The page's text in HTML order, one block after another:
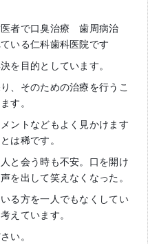
医者で口臭治療 歯周病治
いる仁科歯科医院です
を目的としています。
、そのための治療を行うこ
す。
ントなどもよく見かけます
は稀です。
と会う時も不安。口を開け
を出して笑えなくなった。
る方を一人でもなくしてい
えています。
い。